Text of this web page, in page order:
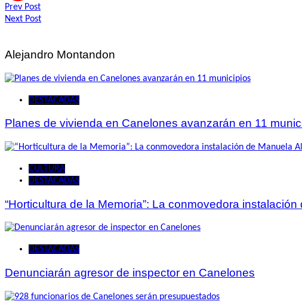
Navegación
de
Prev Post
Next Post
Alejandro Montandon
DESTACADAS
Planes de vivienda en Canelones avanzarán en 11
CULTURA
DESTACADAS
“Horticultura de la Memoria”: La conmovedora
DESTACADAS
Denunciarán agresor de inspector en Canelones